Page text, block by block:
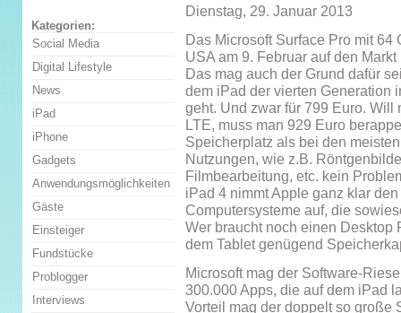
Dienstag, 29. Januar 2013
Das Microsoft Surface Pro mit
USA am 9. Februar auf den
Das mag auch der Grund dafür
dem iPad der vierten Generation
geht. Und zwar für 799 Euro.
LTE, muss man 929 Euro
Speicherplatz als bei den
Nutzungen, wie z.B.
Filmbearbeitung, etc. kein
iPad 4 nimmt Apple ganz klar
Computersysteme auf, die
Wer braucht noch einen Desktop
dem Tablet genügend
Microsoft mag der Software-
300.000 Apps, die auf dem iPad
Vorteil mag der doppelt so große
Kategorien:
Social Media
Digital Lifestyle
News
iPad
iPhone
Gadgets
Anwendungsmöglichkeiten
Gäste
Einsteiger
Fundstücke
Problogger
Interviews